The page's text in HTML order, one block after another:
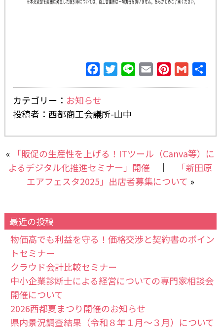
FacebookTwitterLine Email Pinterest
Gmail
カテゴリー： お知らせ
投稿者：西都商工会議所-山中
«
「販促の生産性を上げる！ITツール（Canva等）に
よるデジタル化推進セミナー」開催 ｜
「新田原
エアフェスタ2025」出店者募集について »
最近の投稿
物価高でも利益を守る！価格交渉と契約書のポイン
トセミナー
クラウド会計比較セミナー
中小企業診断士による経営についての専門家相談会
開催について
2026西都夏まつり開催のお知らせ
県内景況調査結果（令和８年１月～３月）について